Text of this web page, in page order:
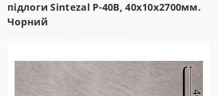
підлоги Sintezal P-40B, 40х10х2700мм.
Чорний